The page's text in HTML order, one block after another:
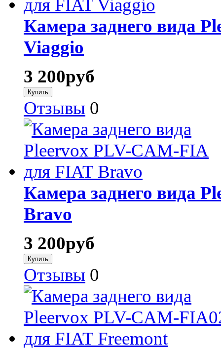
Камера заднего вида
Viaggio
3 200руб
Отзывы 0
Камера заднего вида
Bravo
3 200руб
Отзывы 0